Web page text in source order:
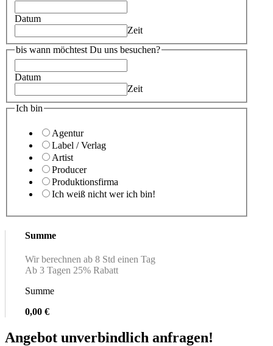
Datum
Zeit
bis wann möchtest Du uns besuchen?
Datum
Zeit
Ich bin
Agentur
Label / Verlag
Artist
Producer
Produktionsfirma
Ich weiß nicht wer ich bin!
Summe
Wir berechnen ab 8 Std einen Tag
Ab 3 Tagen 25% Rabatt
Summe
0,00 €
Angebot unverbindlich anfragen!